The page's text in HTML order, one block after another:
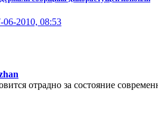
06-2010, 08:53
отрадно за состояние